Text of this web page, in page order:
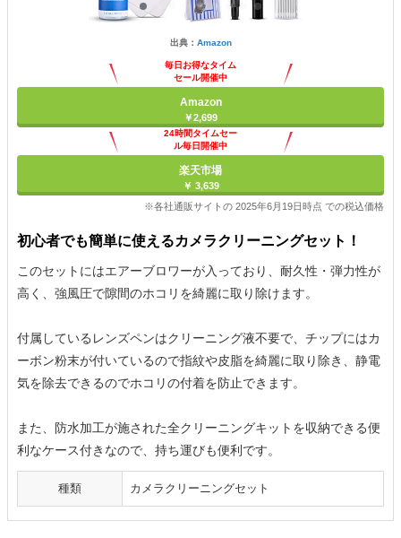
出典： Amazon
毎日お得なタイム
セール開催中
Amazon
￥2,699
24時間タイムセー
ル毎日開催中
楽天市場
￥ 3,639
※各社通販サイトの 2025年6月19日時点 での税込価格
初心者でも簡単に使えるカメラクリーニングセット！
このセットにはエアーブロワーが入っており、耐久性・弾力性が
高く、強風圧で隙間のホコリを綺麗に取り除けます。
付属しているレンズペンはクリーニング液不要で、チップにはカ
ーボン粉末が付いているので指紋や皮脂を綺麗に取り除き、静電
気を除去できるのでホコリの付着を防止できます。
また、防水加工が施された全クリーニングキットを収納できる便
利なケース付きなので、持ち運びも便利です。
種類 カメラクリーニングセット